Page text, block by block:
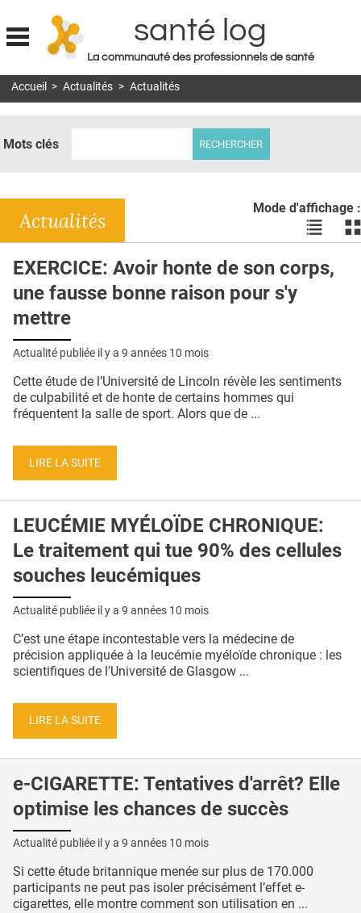
Jump to navigation
santé log
La communauté des professionnels de santé
MON COMPTE
DOSSIERS
RÉSEAUX
E-REVUE SAD
L'APP
PUBLICITÉ
CONTACT
Accueil > Actualités > Actualités
Mots clés
Mode d'affichage :
Voir
les
en
les
Actualités
EXERCICE: Avoir honte de son corps,
une fausse bonne raison pour s'y
mettre
Actualité publiée il y a 9 années 10 mois
Cette étude de l’Université de Lincoln révèle les sentiments
de culpabilité et de honte de certains hommes qui
fréquentent la salle de sport. Alors que de ...
LIRE LA SUITE
LEUCÉMIE MYÉLOÏDE CHRONIQUE:
Le traitement qui tue 90% des cellules
souches leucémiques
Actualité publiée il y a 9 années 10 mois
C’est une étape incontestable vers la médecine de
précision appliquée à la leucémie myéloïde chronique : les
scientifiques de l'Université de Glasgow ...
LIRE LA SUITE
e-CIGARETTE: Tentatives d'arrêt? Elle
optimise les chances de succès
Actualité publiée il y a 9 années 10 mois
Si cette étude britannique menée sur plus de 170.000
participants ne peut pas isoler précisément l’effet e-
cigarettes, elle montre comment son utilisation en ...